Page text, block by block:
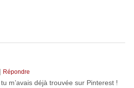
| Répondre
tu m’avais déjà trouvée sur Pinterest !